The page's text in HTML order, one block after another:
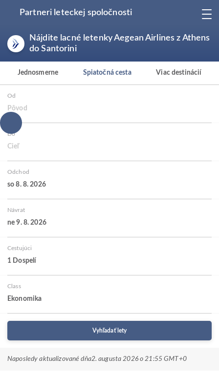
Partneri leteckej spoločnosti
Nájdite lacné letenky Aegean Airlines z Athens
do Santorini
Jednosmerne Spiatočná cesta Viac destinácií
Od
Pôvod
Do
Cieľ
Odchod
so 8. 8. 2026
Návrat
ne 9. 8. 2026
Cestujúci
1 Dospelí
Class
Ekonomika
Vyhľadať lety
Naposledy aktualizované dňa2. augusta 2026 o 21:55 GMT+0